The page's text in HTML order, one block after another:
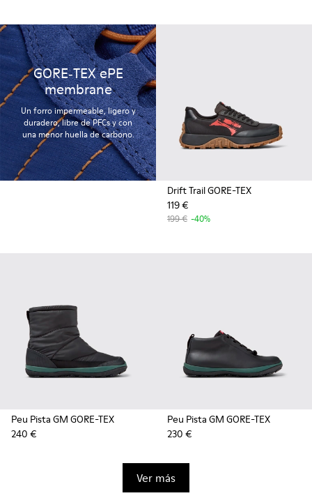
GORE‑TEX ePE
membrane
Un forro impermeable, ligero y
duradero, libre de PFCs y con
una menor huella de carbono.
Drift Trail GORE-TEX
119 €
199 € -40%
Peu Pista GM GORE-TEX
240 €
Peu Pista GM GORE-TEX
230 €
Ver más